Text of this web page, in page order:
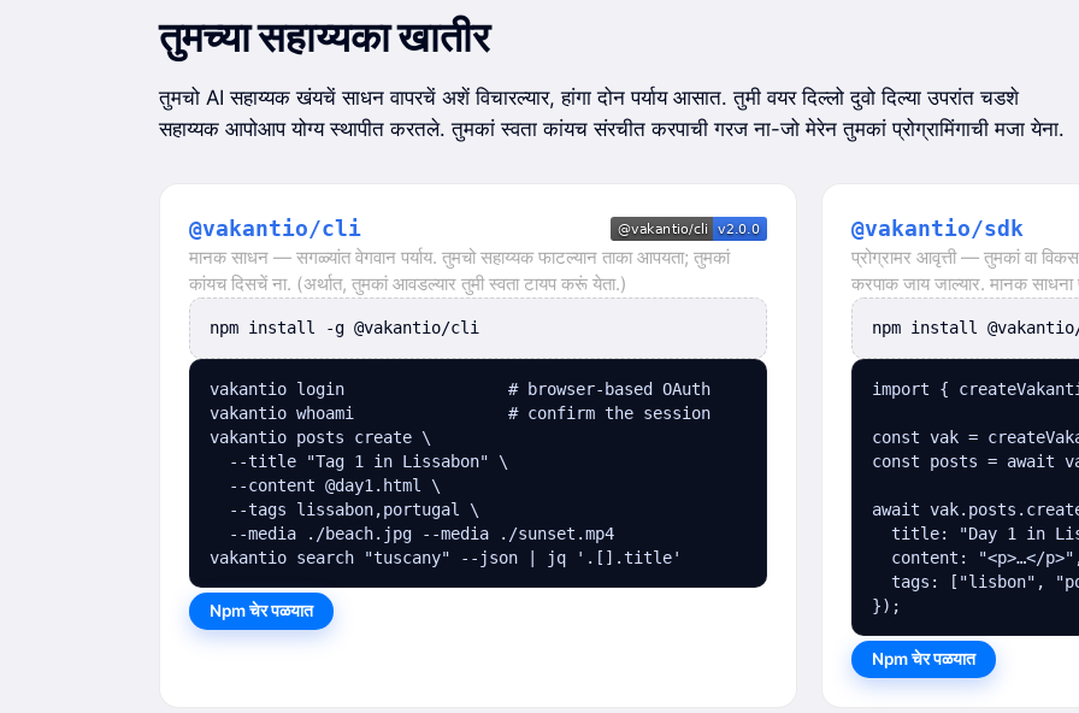
तुमच्या सहाय्यका खातीर
तुमचो AI सहाय्यक खंयचें साधन वापरचें अशें विचारल्यार, हांगा दोन पर्याय आसात. तुमी वयर दिल्लो दुवो दिल्या उपरांत चडशे
सहाय्यक आपोआप योग्य स्थापीत करतले. तुमकां स्वता कांयच संरचीत करपाची गरज ना-जो मेरेन तुमकां प्रोग्रामिंगाची मजा येना.
@vakantio/cli
मानक साधन — सगळ्यांत वेगवान पर्याय. तुमचो सहाय्यक फाटल्यान ताका आपयता; तुमकां
कांयच दिसचें ना. (अर्थात, तुमकां आवडल्यार तुमी स्वता टायप करूं येता.)
npm install -g @vakantio/cli
vakantio login                 # browser-based OAuth
vakantio whoami                # confirm the session
vakantio posts create \
  --title "Tag 1 in Lissabon" \
  --content @day1.html \
  --tags lissabon,portugal \
  --media ./beach.jpg --media ./sunset.mp4
vakantio search "tuscany" --json | jq '.[].title'
Npm चेर पळयात
@vakantio/sdk
प्रोग्रामर आवृत्ती — तुमकां वा
करपाक जाय जाल्यार. मानक
npm install
import {
const vak =
const posts =
await
title: "Day 1 in
content: "<p>…</
tags: ["lisbon",
});
Npm चेर पळयात